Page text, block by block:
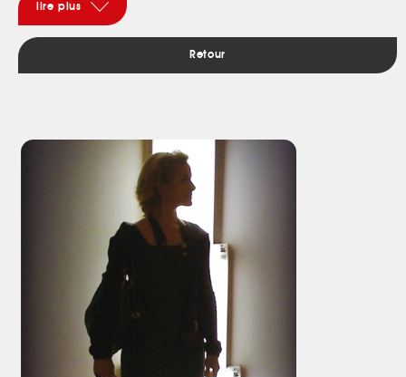
meuble-caisse, coiffeuses, meubles à roulettes. - Et la relation «
intérieur & extérieur ». Le tout dans un esprit scandinave,
cocooning et vintage à la fois, comme le souhaitait la cliente.
Challenge relevé avec passion ! Coût des travaux : 1238.47€
très carrée de la préparation du projet jusqu’à la réalisation des
travaux. Malgré un délai de travaux très court, le projet est très
lire plus
Retour